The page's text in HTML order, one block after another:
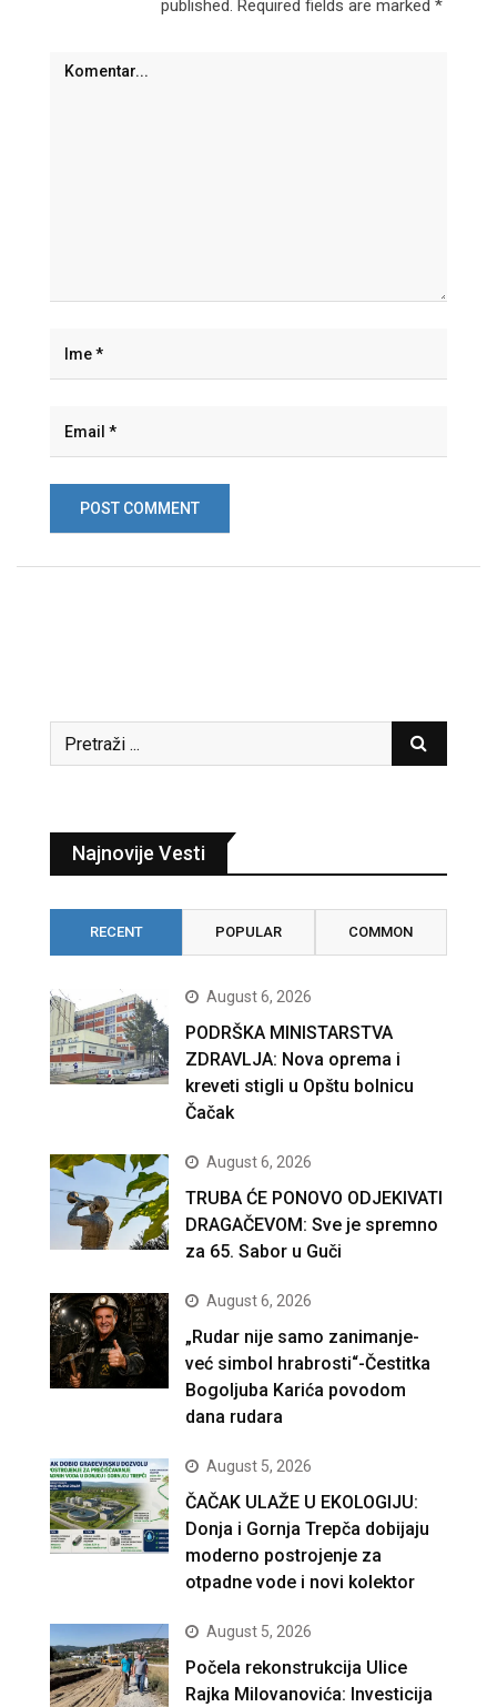
published. Required fields are marked *
Najnovije Vesti
RECENT POPULAR COMMON
August 6, 2026
PODRŠKA MINISTARSTVA
ZDRAVLJA: Nova oprema i
kreveti stigli u Opštu bolnicu
Čačak
August 6, 2026
TRUBA ĆE PONOVO ODJEKIVATI
DRAGAČEVOM: Sve je spremno
za 65. Sabor u Guči
August 6, 2026
„Rudar nije samo zanimanje-
već simbol hrabrosti“-Čestitka
Bogoljuba Karića povodom
dana rudara
August 5, 2026
ČAČAK ULAŽE U EKOLOGIJU:
Donja i Gornja Trepča dobijaju
moderno postrojenje za
otpadne vode i novi kolektor
August 5, 2026
Počela rekonstrukcija Ulice
Rajka Milovanovića: Investicija